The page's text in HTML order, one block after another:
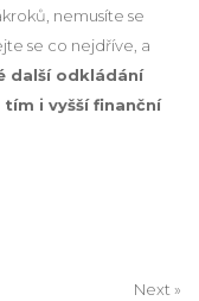
nemusíte se
se co nejdříve, a
další odkládání
i vyšší finanční
Next »